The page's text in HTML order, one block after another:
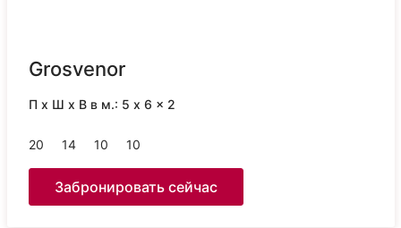
Grosvenor
П x Ш x В в м.: 5 x 6 x 2
20 14 10 10
Забронировать сейчас